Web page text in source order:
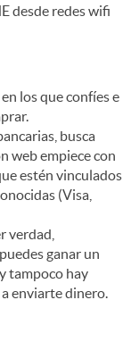
desde redes wifi
los que confíes e
busca
web empiece con
estén vinculados
(Visa,
verdad,
ganar un
tampoco hay
enviarte dinero.